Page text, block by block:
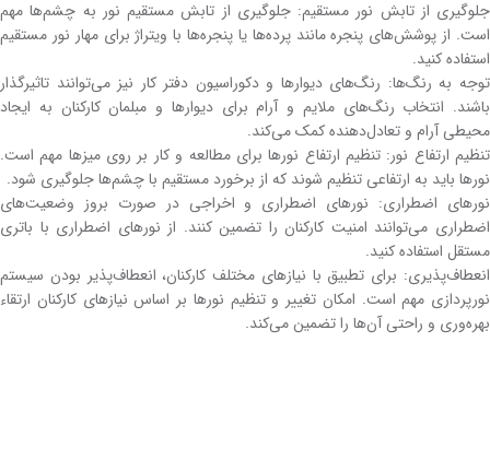
جلوگیری از تابش نور مستقیم: جلوگیری از تابش مستقیم نور به چشم‌ها مهم
است. از پوشش‌های پنجره مانند پرده‌ها یا پنجره‌ها با ویتراژ برای مهار نور مستقیم
استفاده کنید.
توجه به رنگ‌ها: رنگ‌های دیوارها و دکوراسیون دفتر کار نیز می‌توانند تاثیرگذار
باشند. انتخاب رنگ‌های ملایم و آرام برای دیوارها و مبلمان کارکنان به ایجاد
محیطی آرام و تعادل‌دهنده کمک می‌کند.
تنظیم ارتفاع نور: تنظیم ارتفاع نورها برای مطالعه و کار بر روی میزها مهم است.
نورها باید به ارتفاعی تنظیم شوند که از برخورد مستقیم با چشم‌ها جلوگیری شود.
نورهای اضطراری: نورهای اضطراری و اخراجی در صورت بروز وضعیت‌های
اضطراری می‌توانند امنیت کارکنان را تضمین کنند. از نورهای اضطراری با باتری
مستقل استفاده کنید.
انعطاف‌پذیری: برای تطبیق با نیازهای مختلف کارکنان، انعطاف‌پذیر بودن سیستم
نورپردازی مهم است. امکان تغییر و تنظیم نورها بر اساس نیازهای کارکنان ارتقاء
بهره‌وری و راحتی آن‌ها را تضمین می‌کند.